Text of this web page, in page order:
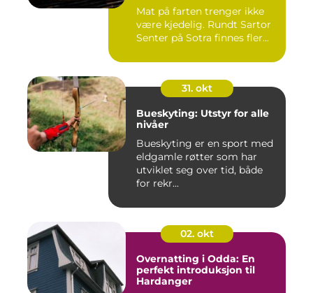
Mat på farten trenger ikke
være kjedelig. Rundt Sartor
Senter på Sotra finnes fler...
31. okt
Bueskyting: Utstyr for alle
nivåer
Bueskyting er en sport med
eldgamle røtter som har
utviklet seg over tid, både
for rekr...
02. okt
Overnatting i Odda: En
perfekt introduksjon til
Hardanger